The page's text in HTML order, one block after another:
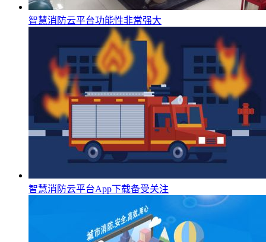
智慧消防云平台功能性非常强大
智慧消防云平台App下载备受关注